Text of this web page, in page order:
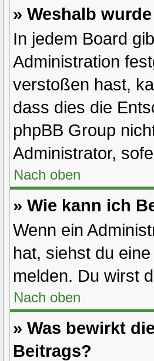
» Weshalb
In jedem Board
Administration
verstoßen hast,
dass dies die
phpBB Group
Administrator,
Nach oben
» Wie kann ich
Wenn ein
hat, siehst du
melden. Du wirst
Nach oben
» Was bewirkt
Beitrags?